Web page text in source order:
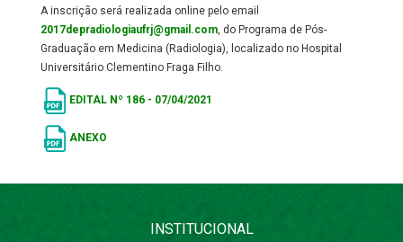
A inscrição será realizada online pelo email
2017depradiologiaufrj@gmail.com, do Programa de Pós-
Graduação em Medicina (Radiologia), localizado no Hospital
Universitário Clementino Fraga Filho.
EDITAL Nº 186 - 07/04/2021
ANEXO
INSTITUCIONAL